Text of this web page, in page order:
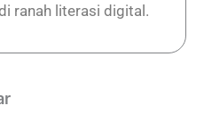
ranah literasi digital.